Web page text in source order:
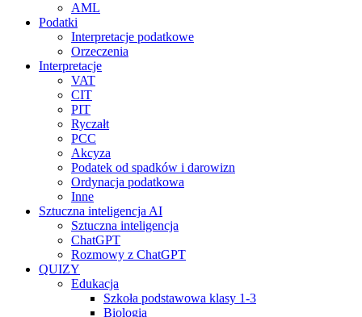
AML
Podatki
Interpretacje podatkowe
Orzeczenia
Interpretacje
VAT
CIT
PIT
Ryczałt
PCC
Akcyza
Podatek od spadków i darowizn
Ordynacja podatkowa
Inne
Sztuczna inteligencja AI
Sztuczna inteligencja
ChatGPT
Rozmowy z ChatGPT
QUIZY
Edukacja
Szkoła podstawowa klasy 1-3
Biologia